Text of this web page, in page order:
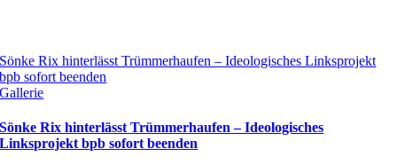
Sönke Rix hinterlässt Trümmerhaufen – Ideologisches Linksprojekt
bpb sofort beenden
Gallerie
Sönke Rix hinterlässt Trümmerhaufen – Ideologisches
Linksprojekt bpb sofort beenden